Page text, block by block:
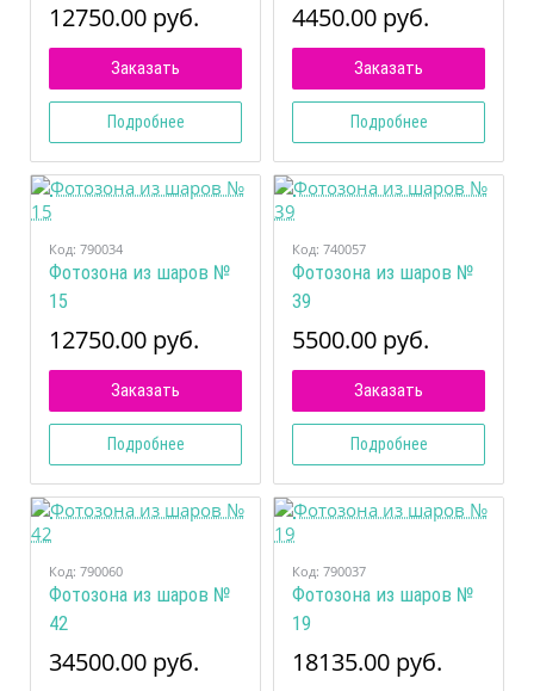
12750.00 руб.
Заказать
Подробнее
4450.00 руб.
Заказать
Подробнее
Код: 790034
Фотозона из шаров №
15
12750.00 руб.
Заказать
Подробнее
Код: 740057
Фотозона из шаров №
39
5500.00 руб.
Заказать
Подробнее
Код: 790060
Фотозона из шаров №
42
34500.00 руб.
Код: 790037
Фотозона из шаров №
19
18135.00 руб.